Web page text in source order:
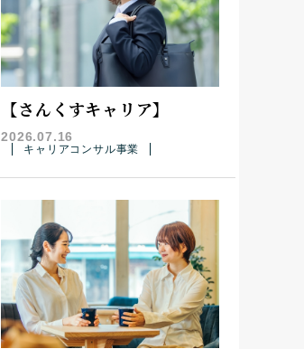
【さんくすキャリア】
2026.07.16
キャリアコンサル事業